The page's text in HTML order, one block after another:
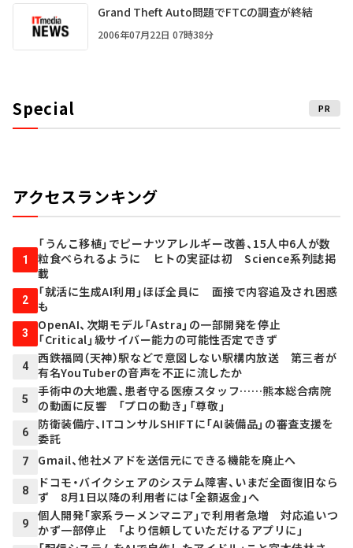
Grand Theft Auto問題でFTCの調査が終結
2006年07月22日 07時38分
Special PR
アクセスランキング
1
「うんこ移植」でピーナツアレルギー改善、15人中6人が数
粒食べられるように ヒトの実証は初 Science系列誌掲
載
2
「就活に生成AI利用」ほぼ全員に 面接で内容追及され困惑
も
3
OpenAI、次期モデル「Astra」の一部開発を停止
「Critical」級サイバー能力の可能性否定できず
4
西鉄福岡（天神）駅などで意図しない駅構内放送 第三者が
有名YouTuberの音声を不正に流したか
5
手術中の大地震、患者守る医療スタッフ……熊本総合病院
の動画に反響 「プロの動き」「尊敬」
6
防衛装備庁、ITコンサルSHIFTに「AI装備品」の審査支援を
委託
7 Gmail、他社メアドを送信元にできる機能を廃止へ
8
ドコモ・バイクシェアのシステム障害、いまだ全面復旧なら
ず 8月1日以降の利用者には「全額返金」へ
9
個人開発「家系ラーメンマニア」で利用者急増 対応追いつ
かず一部停止 「より信頼していただけるアプリに」